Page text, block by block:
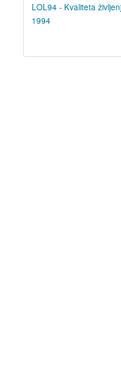
LOL94 - Kvaliteta
1994